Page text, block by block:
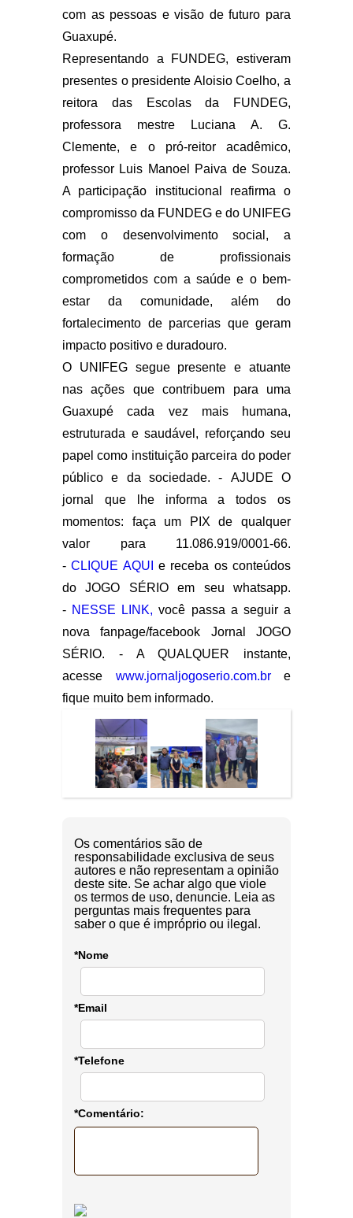
com as pessoas e visão de futuro para
Guaxupé.
Representando a FUNDEG, estiveram
presentes o presidente Aloisio Coelho, a
reitora das Escolas da FUNDEG,
professora mestre Luciana A. G.
Clemente, e o pró-reitor acadêmico,
professor Luis Manoel Paiva de Souza.
A participação institucional reafirma o
compromisso da FUNDEG e do UNIFEG
com o desenvolvimento social, a
formação de profissionais
comprometidos com a saúde e o bem-
estar da comunidade, além do
fortalecimento de parcerias que geram
impacto positivo e duradouro.
O UNIFEG segue presente e atuante
nas ações que contribuem para uma
Guaxupé cada vez mais humana,
estruturada e saudável, reforçando seu
papel como instituição parceira do poder
público e da sociedade. - AJUDE O
jornal que lhe informa a todos os
momentos: faça um PIX de qualquer
valor para 11.086.919/0001-66.
-CLIQUE AQUI
e receba os conteúdos
do JOGO SÉRIO em seu whatsapp.
- NESSE LINK, você passa a seguir a
nova fanpage/facebook Jornal JOGO
SÉRIO. - A QUALQUER instante,
acesse www.jornaljogoserio.com.bre
fique muito bem informado.
Os comentários são de
responsabilidade exclusiva de seus
autores e não representam a opinião
deste site. Se achar algo que viole
os termos de uso, denuncie. Leia as
perguntas mais frequentes para
saber o que é impróprio ou ilegal.
*Nome
*Email
*Telefone
*Comentário: